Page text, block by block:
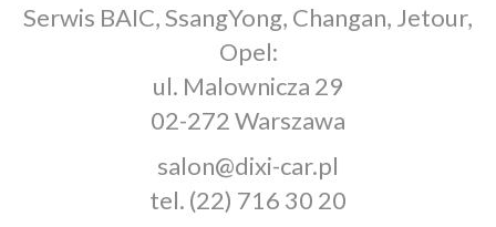
Serwis BAIC, SsangYong, Changan, Jetour,
Opel:
ul. Malownicza 29
02-272 Warszawa
salon@dixi-car.pl
tel. (22) 716 30 20